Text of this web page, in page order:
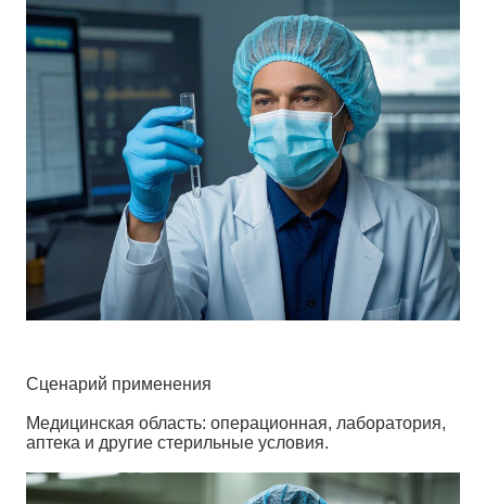
Сценарий применения
Медицинская область: операционная, лаборатория,
аптека и другие стерильные условия.